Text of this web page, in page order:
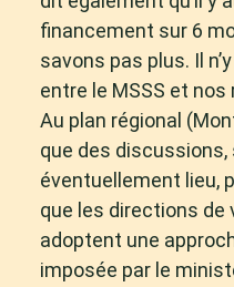
financement sur 6
savons pas plus. Il
entre le MSSS et
Au plan régional
que des discussions,
éventuellement lieu,
que les directions de
adoptent une
imposée par le